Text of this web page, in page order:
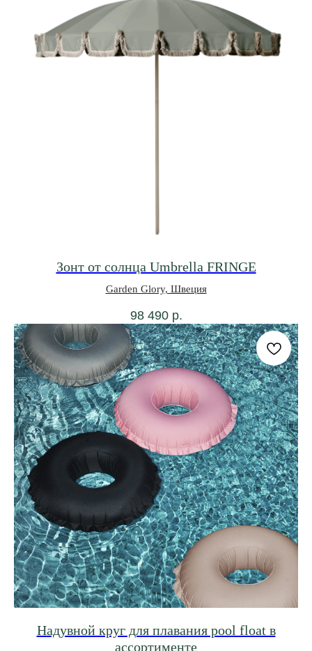
Зонт от солнца Umbrella FRINGE
Garden Glory, Швеция
98 490 р.
Надувной круг для плавания pool float в
ассортименте